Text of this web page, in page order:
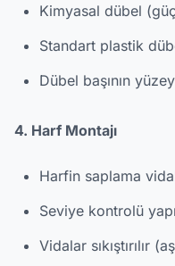
Kimyasal dübel
Standart plastik
Dübel başının
4. Harf Montajı
Harfin saplama
Seviye kontrolü
Vidalar sıkıştırılır